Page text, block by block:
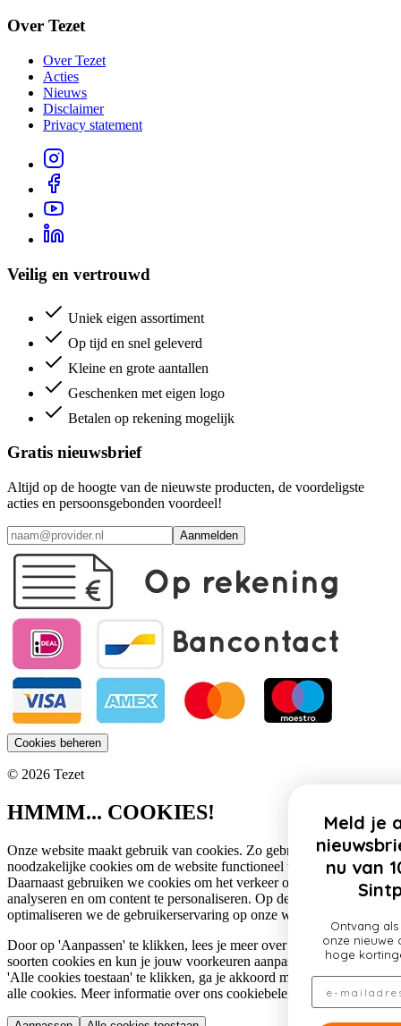
Over Tezet
Over Tezet
Acties
Nieuws
Disclaimer
Privacy statement
Veilig en vertrouwd
Uniek eigen assortiment
Op tijd en snel geleverd
Kleine en grote aantallen
Geschenken met eigen logo
Betalen op rekening mogelijk
Gratis nieuwsbrief
Altijd op de hoogte van de nieuwste producten, de voordeligste
acties en persoonsgebonden voordeel!
Aanmelden
Cookies beheren
© 2026 Tezet
HMMM... COOKIES!
Onze website maakt gebruik van cookies. Zo gebruiken wij
noodzakelijke cookies om de website functioneel te houden.
Daarnaast gebruiken we cookies om het verkeer op onze website te
analyseren en om content te personaliseren. Op deze manier
optimaliseren we de gebruikerservaring op onze website.
Door op 'Aanpassen' te klikken, lees je meer over de specifieke
soorten cookies en kun je jouw voorkeuren aanpassen. Door op
'Alle cookies toestaan' te klikken, ga je akkoord met het gebruik van
alle cookies. Meer informatie over ons cookiebeleid lees je hier .
Meld je aan voor onze
nieuwsbrief en profiteer
nu van 10% korting op
Sintpakketten!
Ontvang als eerste updates over
onze nieuwe collectie, profiteer van
hoge kortingen en nog veel meer!
Email